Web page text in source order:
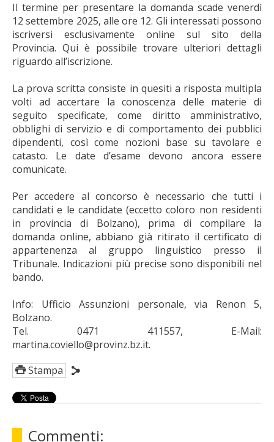
Il termine per presentare la domanda scade venerdì
12 settembre 2025, alle ore 12. Gli interessati possono
iscriversi esclusivamente online sul sito della
Provincia. Qui è possibile trovare ulteriori dettagli
riguardo all’iscrizione.
La prova scritta consiste in quesiti a risposta multipla
volti ad accertare la conoscenza delle materie di
seguito specificate, come diritto amministrativo,
obblighi di servizio e di comportamento dei pubblici
dipendenti, così come nozioni base su tavolare e
catasto. Le date d’esame devono ancora essere
comunicate.
Per accedere al concorso è necessario che tutti i
candidati e le candidate (eccetto coloro non residenti
in provincia di Bolzano), prima di compilare la
domanda online, abbiano già ritirato il certificato di
appartenenza al gruppo linguistico presso il
Tribunale. Indicazioni più precise sono disponibili nel
bando.
Info: Ufficio Assunzioni personale, via Renon 5,
Bolzano.
Tel. 0471 411557, E-Mail:
martina.coviello@provinz.bz.it.
Stampa
Commenti: